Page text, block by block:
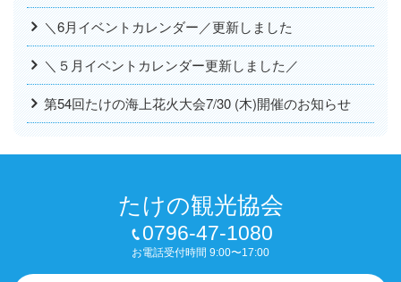
＼6月イベントカレンダー／更新しました
＼５月イベントカレンダー更新しました／
第54回たけの海上花火大会7/30 (木)開催のお知らせ
たけの観光協会
0796-47-1080
お電話受付時間 9:00〜17:00